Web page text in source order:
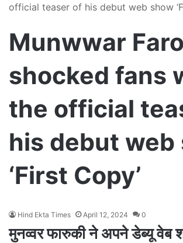
official teaser of his debut web show
Munwwar
shocked fans
the official
his debut web
‘First Copy’
Hind Ekta Times April 12, 2024 0
मुनव्वर फारुकी ने अपने डेब्यू वेब